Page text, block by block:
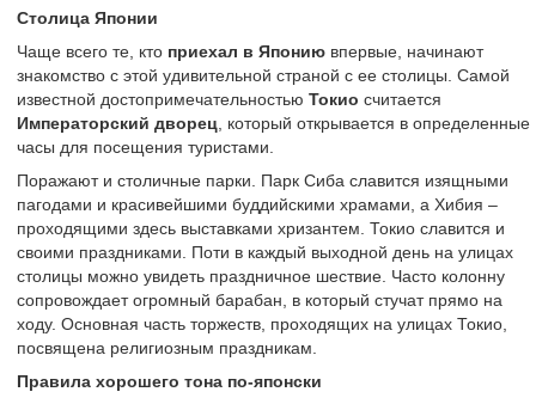
Столица Японии
Чаще всего те, кто приехал в Японию впервые, начинают
знакомство с этой удивительной страной с ее столицы. Самой
известной достопримечательностью Токио считается
Императорский дворец , который открывается в определенные
часы для посещения туристами.
Поражают и столичные парки. Парк Сиба славится изящными
пагодами и красивейшими буддийскими храмами, а Хибия –
проходящими здесь выставками хризантем. Токио славится и
своими праздниками. Поти в каждый выходной день на улицах
столицы можно увидеть праздничное шествие. Часто колонну
сопровождает огромный барабан, в который стучат прямо на
ходу. Основная часть торжеств, проходящих на улицах Токио,
посвящена религиозным праздникам.
Правила хорошего тона по-японски